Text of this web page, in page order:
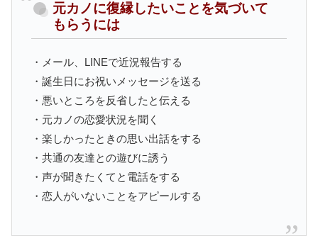
元カノに復縁したいことを気づいて
もらうには
・メール、LINEで近況報告する
・誕生日にお祝いメッセージを送る
・悪いところを反省したと伝える
・元カノの恋愛状況を聞く
・楽しかったときの思い出話をする
・共通の友達との遊びに誘う
・声が聞きたくてと電話をする
・恋人がいないことをアピールする